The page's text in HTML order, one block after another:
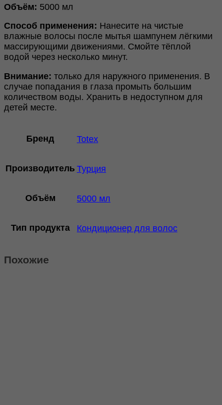
Объём: 5000 мл
Способ применения: Нанесите на чистые
влажные волосы после мытья шампунем лёгкими
массирующими движениями. Смойте тёплой
водой через несколько минут.
Внимание: только для наружного применения. В
случае попадания в глаза промыть большим
количеством воды. Хранить в недоступном для
детей месте.
Бренд Totex
Производитель Турция
Объём 5000 мл
Тип продукта Кондиционер для волос
Похожие